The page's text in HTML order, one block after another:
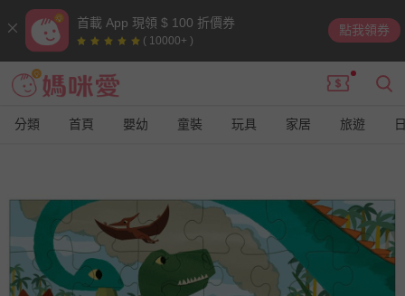
首載 App 現領 $ 100 折價券
( 10000+ )
點我領券
分類 首頁 嬰幼 童裝 玩具 家居 旅遊